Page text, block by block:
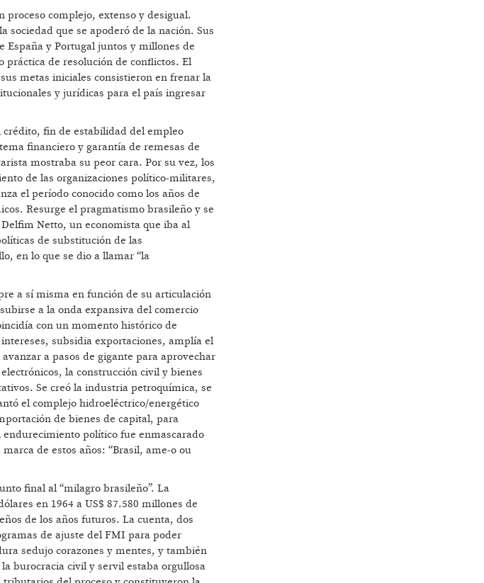
complejo, extenso y desigual.
que se apoderó de la nación. Sus
España y Portugal juntos y millones de
práctica de resolución de conflictos. El
metas iniciales consistieron en frenar la
y jurídicas para el país ingresar
crédito, fin de estabilidad del empleo
financiero y garantía de remesas de
mostraba su peor cara. Por su vez, los
de las organizaciones político-militares,
el período conocido como los años de
Resurge el pragmatismo brasileño y se
Netto, un economista que iba al
de substitución de las
en lo que se dio a llamar “la
a sí misma en función de su articulación
a la onda expansiva del comercio
con un momento histórico de
subsidia exportaciones, amplía el
a pasos de gigante para aprovechar
la construcción civil y bienes
Se creó la industria petroquímica, se
el complejo hidroeléctrico/energético
de bienes de capital, para
político fue enmascarado
de estos años: “Brasil, ame-o ou
final al “milagro brasileño”. La
en 1964 a US$ 87.580 millones de
de los años futuros. La cuenta, dos
de ajuste del FMI para poder
sedujo corazones y mentes, y también
burocracia civil y servil estaba orgullosa